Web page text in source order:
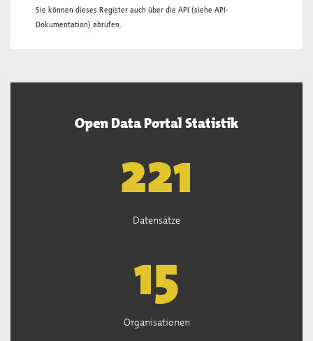
Sie können dieses Register auch über die API (siehe API-
Dokumentation) abrufen.
Open Data Portal Statistik
222
Datensätze
15
Organisationen